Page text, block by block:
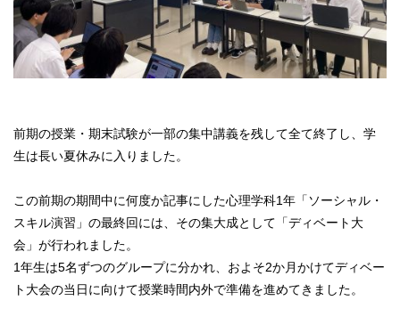
前期の授業・期末試験が一部の集中講義を残して全て終了し、学
生は長い夏休みに入りました。
この前期の期間中に何度か記事にした心理学科1年「ソーシャル・
スキル演習」の最終回には、その集大成として「ディベート大
会」が行われました。
1年生は5名ずつのグループに分かれ、およそ2か月かけてディベー
ト大会の当日に向けて授業時間内外で準備を進めてきました。